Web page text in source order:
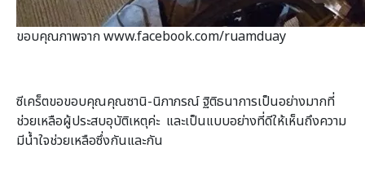
ขอบคุณภาพจาก www.facebook.com/ruamduay
ซีเคร็ตขอขอบคุณคุณซานิ-นิภาภรณ์ ฐิติธนาการเป็นอย่างมากที่
ช่วยเหลือผู้ประสบอุบัติเหตุค่ะ และเป็นแบบอย่างที่ดีให้เห็นถึงความ
มีน้ำใจช่วยเหลือซึ่งกันและกัน